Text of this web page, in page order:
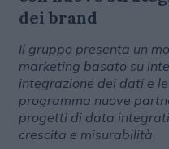
dei brand
Il gruppo presenta un
marketing basato su
integrazione dei dati e
programma nuove
progetti di data
crescita e misurabilità